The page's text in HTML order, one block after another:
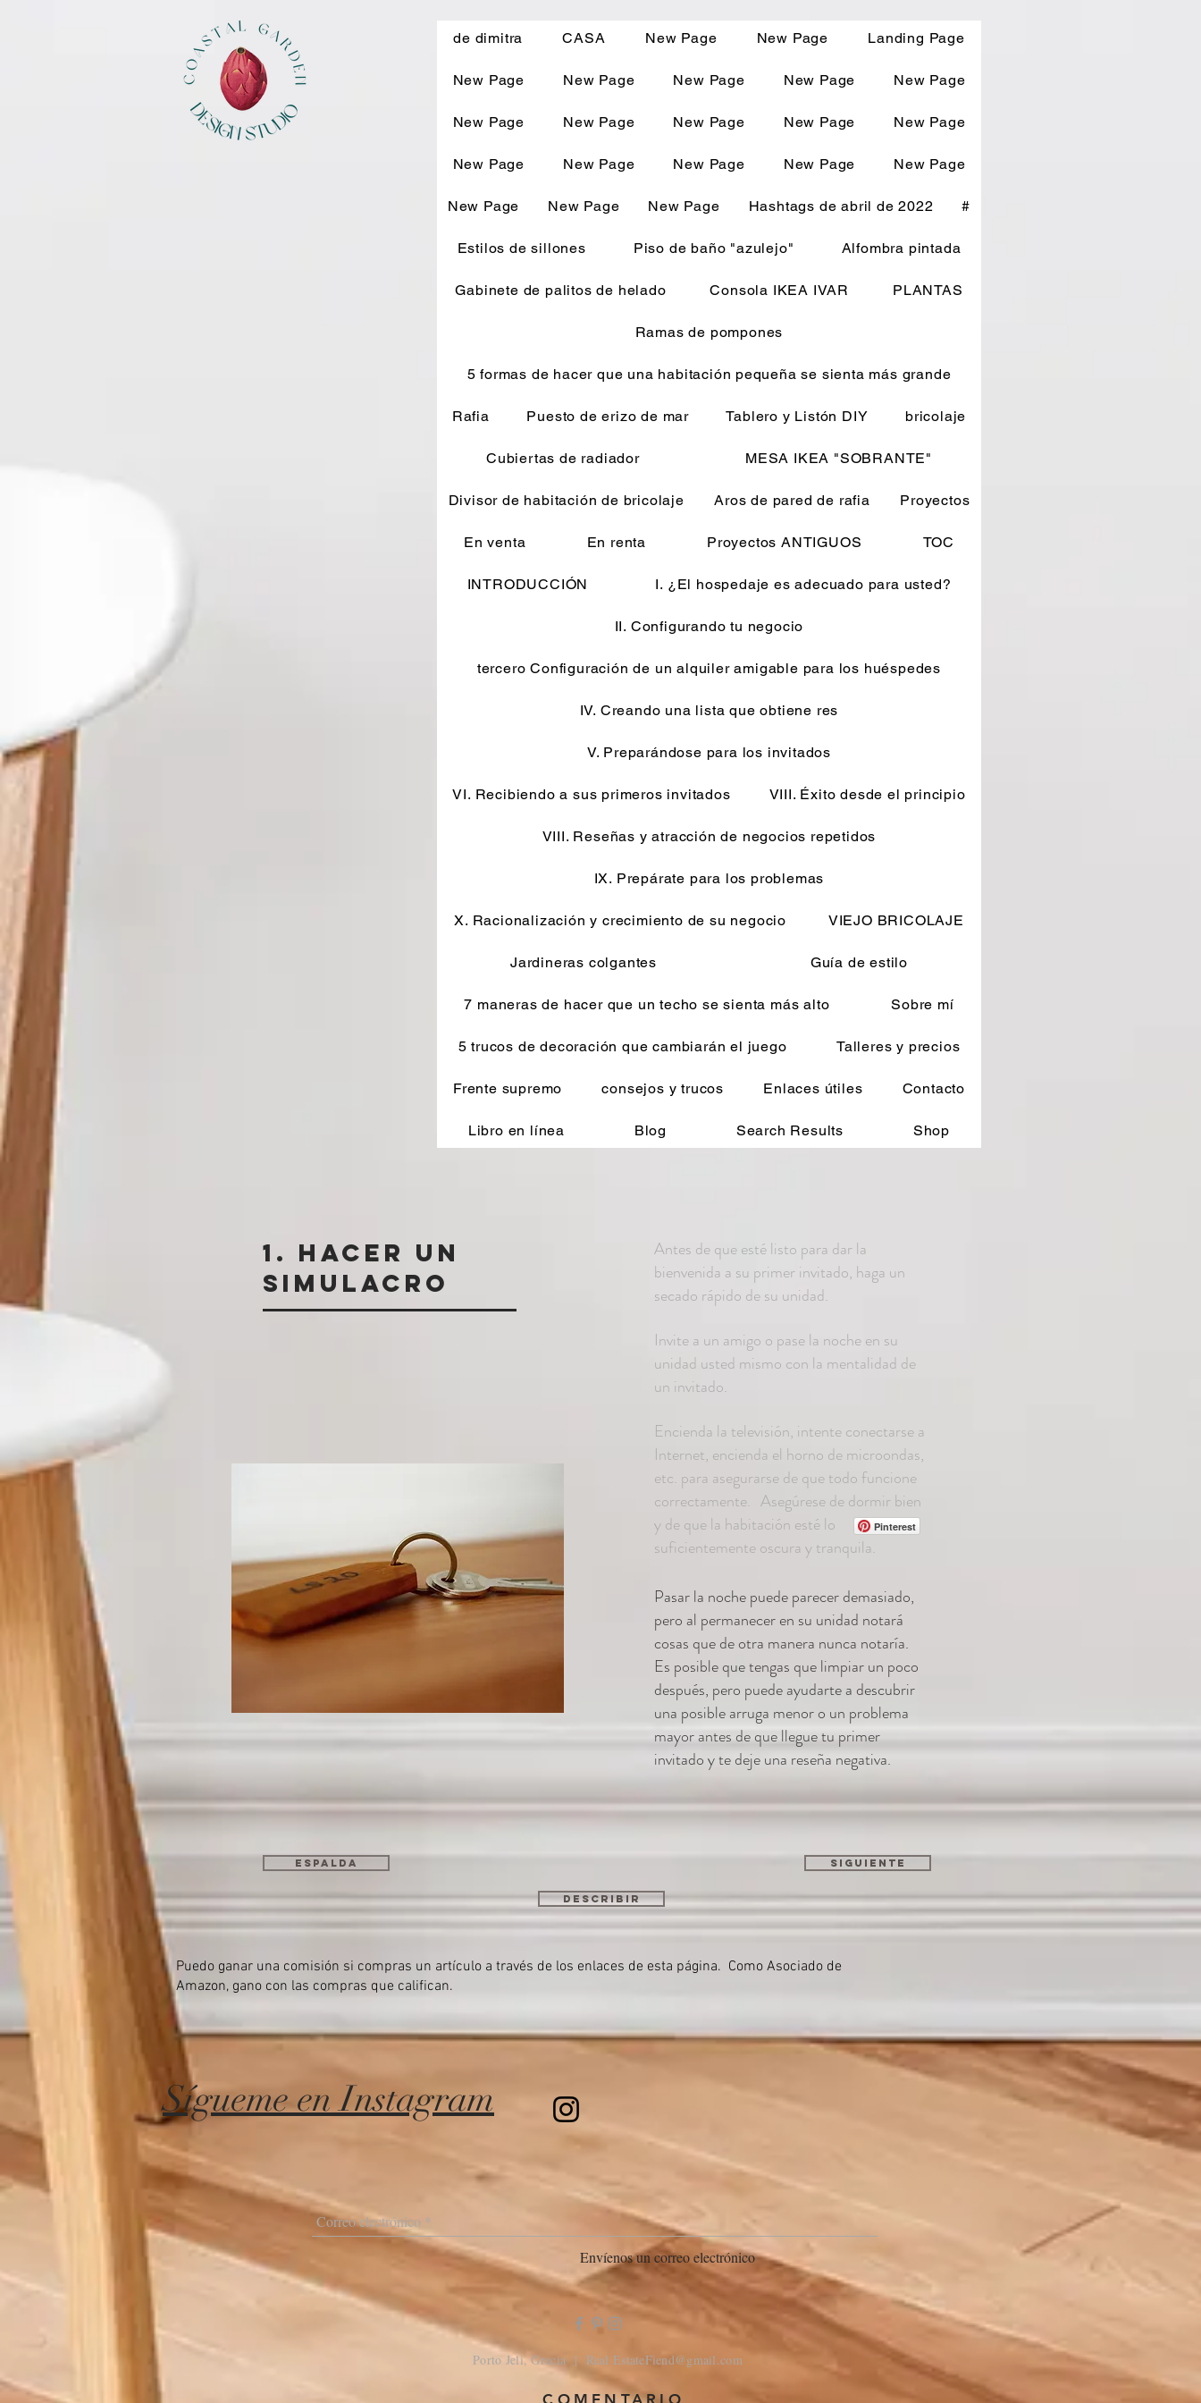
de dimitra CASA New Page New Page Landing Page
New Page New Page New Page New Page New Page
New Page New Page New Page New Page New Page
New Page New Page New Page New Page New Page
New Page New Page New Page Hashtags de abril de 2022 #
Estilos de sillones Piso de baño "azulejo" Alfombra pintada
Gabinete de palitos de helado Consola IKEA IVAR PLANTAS
Ramas de pompones
5 formas de hacer que una habitación pequeña se sienta más grande
Rafia Puesto de erizo de mar Tablero y Listón DIY bricolaje
Cubiertas de radiador MESA IKEA "SOBRANTE"
Divisor de habitación de bricolaje Aros de pared de rafia Proyectos
En venta En renta Proyectos ANTIGUOS TOC
INTRODUCCIÓN I. ¿El hospedaje es adecuado para usted?
II. Configurando tu negocio
tercero Configuración de un alquiler amigable para los huéspedes
IV. Creando una lista que obtiene res
V. Preparándose para los invitados
VI. Recibiendo a sus primeros invitados VIII. Éxito desde el principio
VIII. Reseñas y atracción de negocios repetidos
IX. Prepárate para los problemas
X. Racionalización y crecimiento de su negocio VIEJO BRICOLAJE
Jardineras colgantes Guía de estilo
7 maneras de hacer que un techo se sienta más alto Sobre mí
5 trucos de decoración que cambiarán el juego Talleres y precios
Frente supremo consejos y trucos Enlaces útiles Contacto
Libro en línea Blog Search Results Shop
1. hacer un
simulacro
Antes de que esté listo para dar la
bienvenida a su primer invitado, haga un
secado rápido de su unidad.
Invite a un amigo o pase la noche en su
unidad usted mismo con la mentalidad de
un invitado.
Encienda la televisión, intente conectarse a
Internet, encienda el horno de microondas,
etc. para asegurarse de que todo funcione
correctamente. Asegúrese de dormir bien
y de que la habitación esté lo
suficientemente oscura y tranquila.
Pasar la noche puede parecer demasiado,
pero al permanecer en su unidad notará
cosas que de otra manera nunca notaría.
Es posible que tengas que limpiar un poco
después, pero puede ayudarte a descubrir
una posible arruga menor o un problema
mayor antes de que llegue tu primer
invitado y te deje una reseña negativa.
espalda Siguiente
Describir
Puedo ganar una comisión si compras un artículo a través de los enlaces de esta página. Como Asociado de
Amazon, gano con las compras que califican.
Sígueme en Instagram
Pinterest
Envíenos un correo electrónico
Porto Jeli, Grecia | Real EstateFiend@gmail.com
COMENTARIO